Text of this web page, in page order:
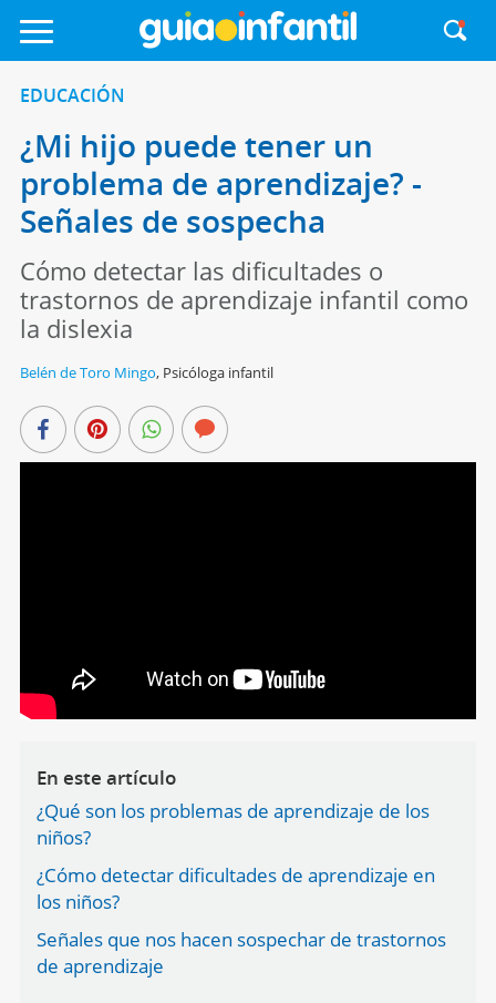
EDUCACIÓN
¿Mi hijo puede tener un
problema de aprendizaje? -
Señales de sospecha
Cómo detectar las dificultades o
trastornos de aprendizaje infantil como
la dislexia
Belén de Toro Mingo, Psicóloga infantil
En este artículo
¿Qué son los problemas de aprendizaje de los
niños?
¿Cómo detectar dificultades de aprendizaje en
los niños?
Señales que nos hacen sospechar de trastornos
de aprendizaje